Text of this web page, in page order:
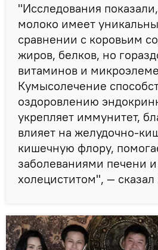
"Исследования
молоко имеет
сравнении с коровьим
жиров, белков, но
витаминов и
Кумысолечение
оздоровлению
укрепляет иммунитет,
влияет на желудочно-
кишечную флору,
заболеваниями печени
холециститом", —